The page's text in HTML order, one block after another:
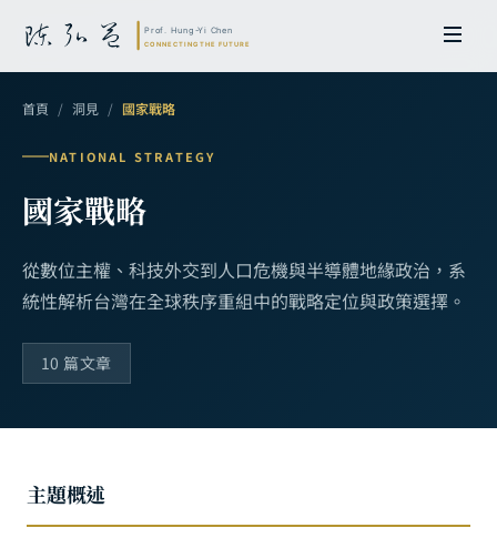
首頁 / 洞見 / 國家戰略
NATIONAL STRATEGY
國家戰略
從數位主權、科技外交到人口危機與半導體地緣政治， 系
統性解析台灣在全球秩序重組中的戰略定位與政策選擇。
10 篇文章
主題概述